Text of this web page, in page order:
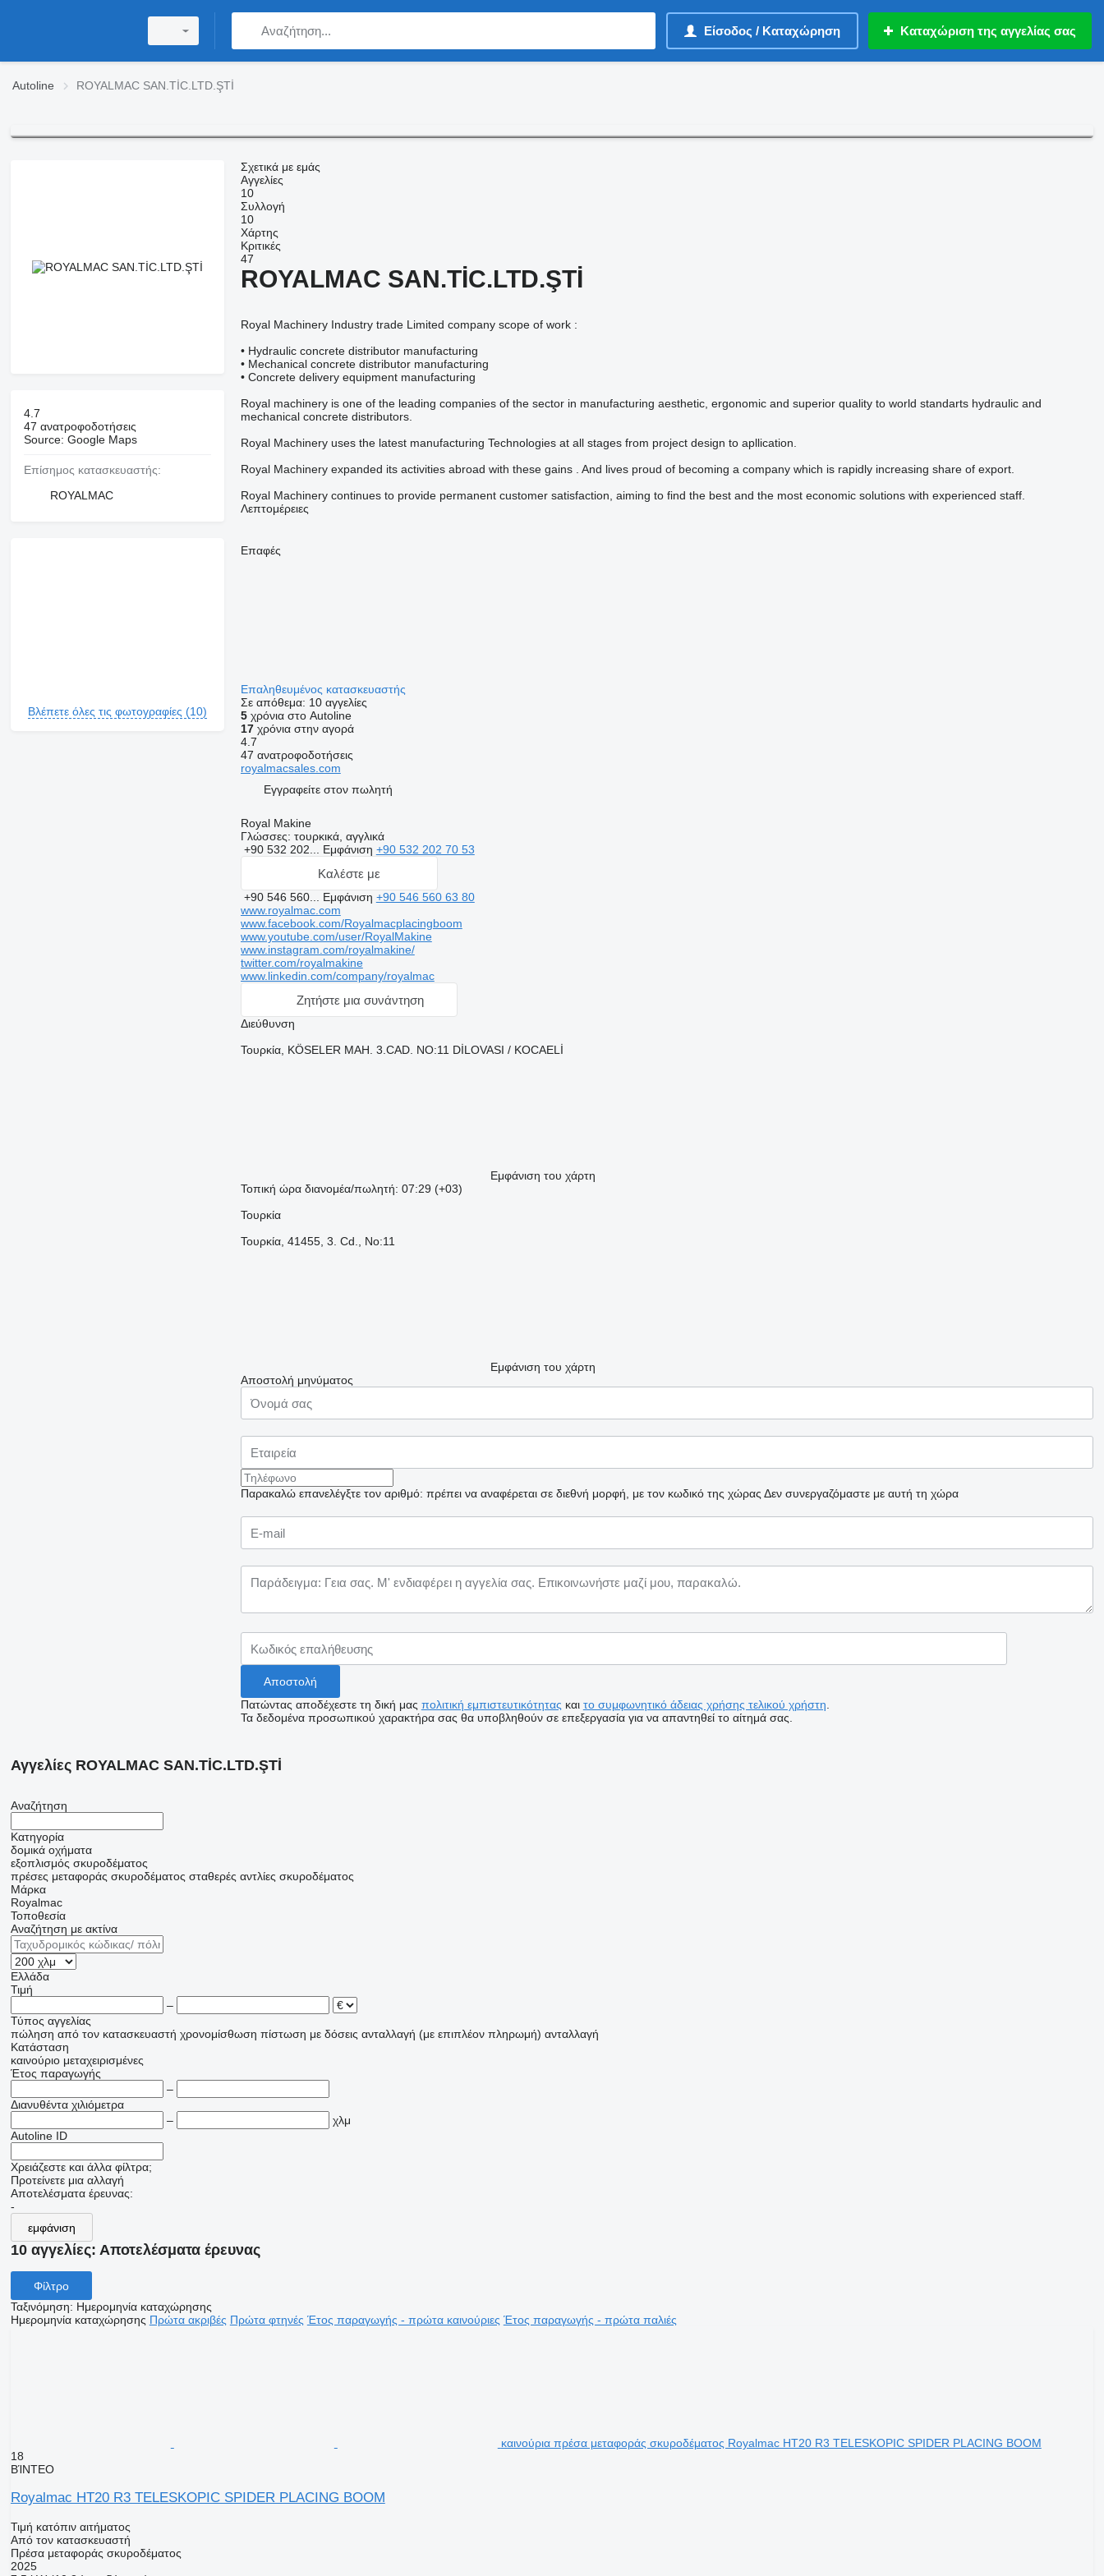
Είσοδος / Καταχώρηση Καταχώριση της αγγελίας σας
Autoline ROYALMAC SAN.TİC.LTD.ŞTİ
4.7
47 ανατροφοδοτήσεις
Source: Google Maps
Επίσημος κατασκευαστής:
ROYALMAC
Βλέπετε όλες τις φωτογραφίες (10)
Σχετικά με εμάς
Αγγελίες
10
Συλλογή
10
Χάρτης
Κριτικές
47
ROYALMAC SAN.TİC.LTD.ŞTİ
Royal Machinery Industry trade Limited company scope of work :
• Hydraulic concrete distributor manufacturing
• Mechanical concrete distributor manufacturing
• Concrete delivery equipment manufacturing
Royal machinery is one of the leading companies of the sector in manufacturing aesthetic, ergonomic and superior quality to world standarts hydraulic and
mechanical concrete distributors.
Royal Machinery uses the latest manufacturing Technologies at all stages from project design to apllication.
Royal Machinery expanded its activities abroad with these gains . And lives proud of becoming a company which is rapidly increasing share of export.
Royal Machinery continues to provide permanent customer satisfaction, aiming to find the best and the most economic solutions with experienced staff.
Λεπτομέρειες
Επαφές
Επαληθευμένος κατασκευαστής
Σε απόθεμα: 10 αγγελίες
5χρόνια στο Autoline
17χρόνια στην αγορά
4.7
47 ανατροφοδοτήσεις
royalmacsales.com
Εγγραφείτε στον πωλητή
Royal Makine
Γλώσσες: τουρκικά, αγγλικά
+90 532 202... Εμφάνιση +90 532 202 70 53
Καλέστε με
+90 546 560... Εμφάνιση +90 546 560 63 80
www.royalmac.com
www.facebook.com/Royalmacplacingboom
www.youtube.com/user/RoyalMakine
www.instagram.com/royalmakine/
twitter.com/royalmakine
www.linkedin.com/company/royalmac
Ζητήστε μια συνάντηση
Διεύθυνση
Τουρκία, KÖSELER MAH. 3.CAD. NO:11 DİLOVASI / KOCAELİ
Εμφάνιση του χάρτη
Τοπική ώρα διανομέα/πωλητή: 07:29 (+03)
Τουρκία
Τουρκία, 41455, 3. Cd., No:11
Εμφάνιση του χάρτη
Αποστολή μηνύματος
Παρακαλώ επανελέγξτε τον αριθμό: πρέπει να αναφέρεται σε διεθνή μορφή, με τον κωδικό της χώρας Δεν συνεργαζόμαστε με αυτή τη χώρα
Πατώντας αποδέχεστε τη δική μας πολιτική εμπιστευτικότητας και το συμφωνητικό άδειας χρήσης τελικού χρήστη
Τα δεδομένα προσωπικού χαρακτήρα σας θα υποβληθούν σε επεξεργασία για να απαντηθεί το αίτημά σας.
Αγγελίες ROYALMAC SAN.TİC.LTD.ŞTİ
Αναζήτηση
Κατηγορία
δομικά οχήματα
εξοπλισμός σκυροδέματος
πρέσες μεταφοράς σκυροδέματος σταθερές αντλίες σκυροδέματος
Μάρκα
Royalmac
Τοποθεσία
Αναζήτηση με ακτίνα
Ελλάδα
Τιμή
–
Τύπος αγγελίας
πώληση από τον κατασκευαστή χρονομίσθωση πίστωση με δόσεις ανταλλαγή (με επιπλέον πληρωμή) ανταλλαγή
Κατάσταση
καινούριο μεταχειρισμένες
Έτος παραγωγής
–
Διανυθέντα χιλιόμετρα
–
χλμ
Autoline ID
Χρειάζεστε και άλλα φίλτρα;
Προτείνετε μια αλλαγή
Αποτελέσματα έρευνας:
-
εμφάνιση
10 αγγελίες: Αποτελέσματα έρευνας
Φίλτρο
Ταξινόμηση: Ημερομηνία καταχώρησης
Ημερομηνία καταχώρησης Πρώτα ακριβές Πρώτα φτηνές Έτος παραγωγής - πρώτα καινούριες Έτος παραγωγής - πρώτα παλιές
καινούρια πρέσα μεταφοράς σκυροδέματος Royalmac HT20 R3 TELESKOPIC SPIDER PLACING BOOM
18
ΒΊΝΤΕΟ
Royalmac HT20 R3 TELESKOPIC SPIDER PLACING BOOM
Τιμή κατόπιν αιτήματος
Από τον κατασκευαστή
Πρέσα μεταφοράς σκυροδέματος
2025